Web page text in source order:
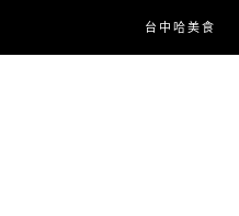
content
台中哈美食